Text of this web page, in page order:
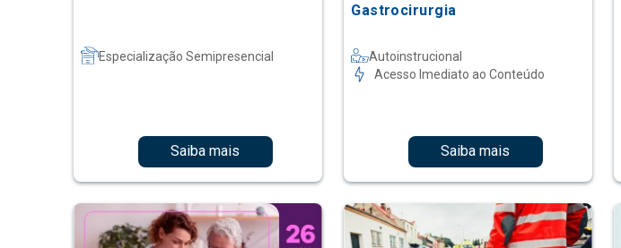
Especialização Semipresencial
Saiba mais
Gastrocirurgia
Autoinstrucional
Acesso Imediato ao Conteúdo
Saiba mais